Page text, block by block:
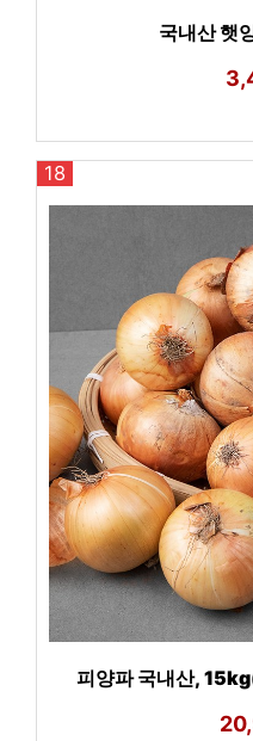
국내산 햇
18
피양파 국내산,